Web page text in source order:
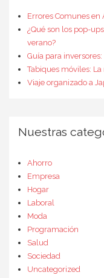
Errores Comunes en
¿Qué son los pop-
verano?
Guía para
Tabiques móviles:
Viaje organizado a
Nuestras
Ahorro
Empresa
Hogar
Laboral
Moda
Programación
Salud
Sociedad
Uncategorized